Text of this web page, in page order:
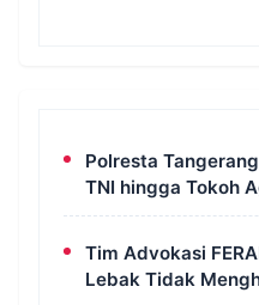
Polresta
TNI hingga Tokoh
Kamtibmas
Tim Advokasi
Lebak Tidak